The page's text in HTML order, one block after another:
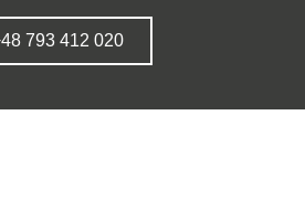
793 412 020